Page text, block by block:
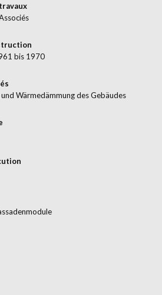
bis 1970
Wärmedämmung des Gebäudes